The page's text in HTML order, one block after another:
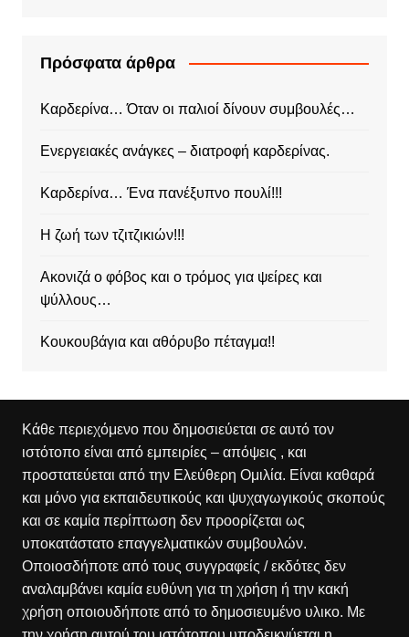
Πρόσφατα άρθρα
Καρδερίνα… Όταν οι παλιοί δίνουν συμβουλές…
Ενεργειακές ανάγκες – διατροφή καρδερίνας.
Καρδερίνα… Ένα πανέξυπνο πουλί!!!
Η ζωή των τζιτζικιών!!!
Ακονιζά ο φόβος και ο τρόμος για ψείρες και
ψύλλους…
Κουκουβάγια και αθόρυβο πέταγμα!!
Κάθε περιεχόμενο που δημοσιεύεται σε αυτό τον
ιστότοπο είναι από εμπειρίες – απόψεις , και
προστατεύεται από την Ελεύθερη Ομιλία. Είναι καθαρά
και μόνο για εκπαιδευτικούς και ψυχαγωγικούς σκοπούς
και σε καμία περίπτωση δεν προορίζεται ως
υποκατάστατο επαγγελματικών συμβουλών.
Οποιοσδήποτε από τους συγγραφείς / εκδότες δεν
αναλαμβάνει καμία ευθύνη για τη χρήση ή την κακή
χρήση οποιουδήποτε από το δημοσιευμένο υλικο. Με